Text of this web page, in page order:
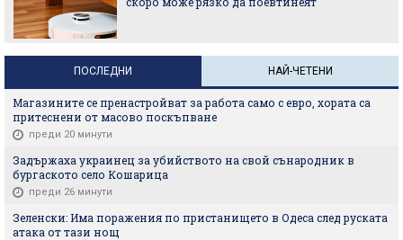
ПОСЛЕДНИ НАЙ-ЧЕТЕНИ
Магазините се пренастройват за работа само с евро, хората са
притеснени от масово поскъпване
преди 20 минути
Задържаха украинец за убийството на свой сънародник в
бургаското село Кошарица
преди 26 минути
Зеленски: Има поражения по пристанището в Одеса след руската
атака от тази нощ